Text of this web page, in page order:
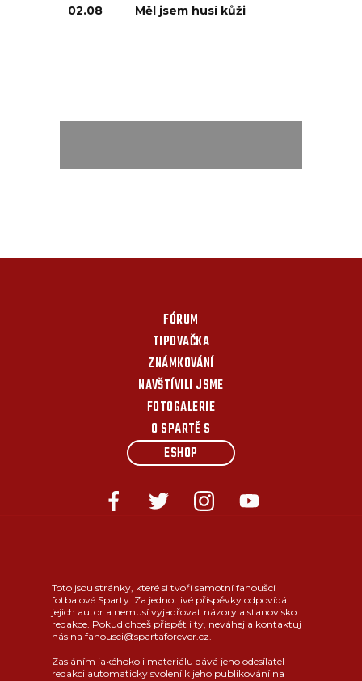
02.08 Měl jsem husí kůži
FÓRUM
TIPOVAČKA
ZNÁMKOVÁNÍ
NAVŠTÍVILI JSME
FOTOGALERIE
O SPARTĚ S
ESHOP
Toto jsou stránky, které si tvoří samotní fanoušci
fotbalové Sparty. Za jednotlivé příspěvky odpovídá
jejich autor a nemusí vyjadřovat názory a stanovisko
redakce. Pokud chceš přispět i ty, neváhej a kontaktuj
nás na fanousci@spartaforever.cz.
Zasláním jakéhokoli materiálu dává jeho odesílatel
redakci automaticky svolení k jeho publikování na